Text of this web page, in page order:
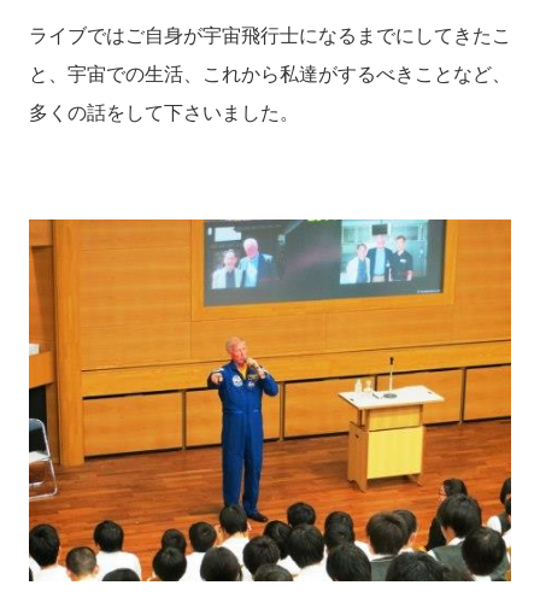
ライブではご自身が宇宙飛行士になるまでにしてきたこ
と、宇宙での生活、これから私達がするべきことなど、
多くの話をして下さいました。